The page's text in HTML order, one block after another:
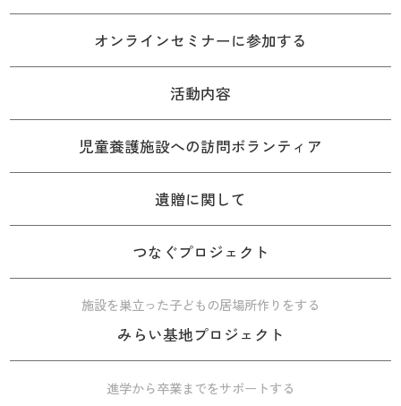
オンラインセミナーに参加する
活動内容
児童養護施設への訪問ボランティア
遺贈に関して
つなぐプロジェクト
施設を巣立った子どもの居場所作りをする
みらい基地プロジェクト
進学から卒業までをサポートする